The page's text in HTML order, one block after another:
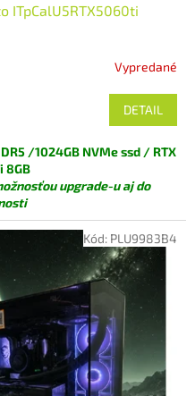
ITpCalU5RTX5060ti
Vypredané
DETAIL
/1024GB NVMe ssd / RTX
8GB
upgrade-u aj do
Kód: PLU9983B4